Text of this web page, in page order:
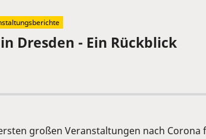
Dresden - Ein Rückblick
großen Veranstaltungen nach